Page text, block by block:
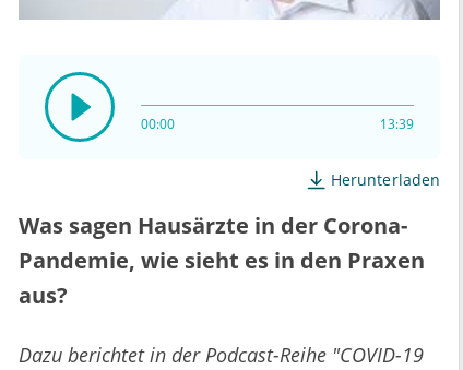
00:00 13:39
Herunterladen
Was sagen Hausärzte in der Corona-
Pandemie, wie sieht es in den Praxen
aus?
Dazu berichtet in der Podcast-Reihe "COVID-19